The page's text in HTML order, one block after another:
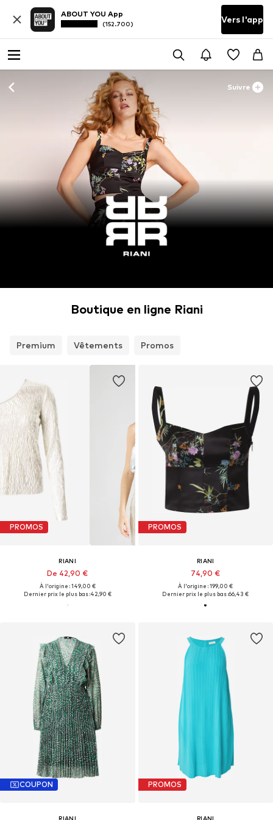
ABOUT YOU App
(152.700) Vers l'app
Suivre
Boutique en ligne Riani
Premium Vêtements Promos
PROMOS
RIANI
De 42,90 €
À l'origine : 149,00 €
Dernier prix le plus bas :42,90 €
PROMOS
RIANI
74,90 €
À l'origine : 199,00 €
Dernier prix le plus bas :66,43 €
COUPON
RIANI
PROMOS
RIANI